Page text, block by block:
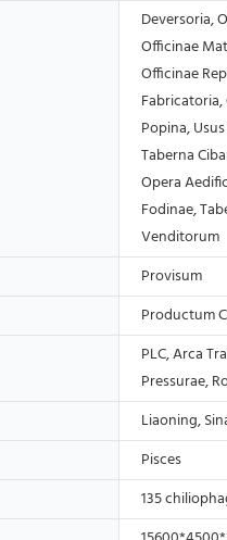
Deversoria,
Officinae
Officinae
Popina,
Taberna
Opera
Fodinae,
Venditorum
Provisum
Productum
PLC, Arca
Pressurae,
Liaoning,
Pisces
135